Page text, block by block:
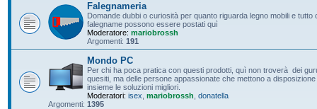
Falegnameria
Domande dubbi o curiosità per quanto riguarda legno mobili e tutto
falegname possono essere postati quì
Moderatore: mariobrossh
Argomenti: 191
Mondo PC
Per chi ha poca pratica con questi prodotti, quì non troverà dei
quesiti, ma delle persone appassionate che mettono a
insieme le soluzioni migliori.
Moderatori: isex mariobrossh donatella
Argomenti: 1395